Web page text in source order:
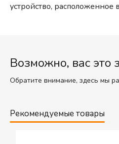
устройство, расположенное
Возможно, вас это
Обратите внимание, здесь мы
Рекомендуемые товары